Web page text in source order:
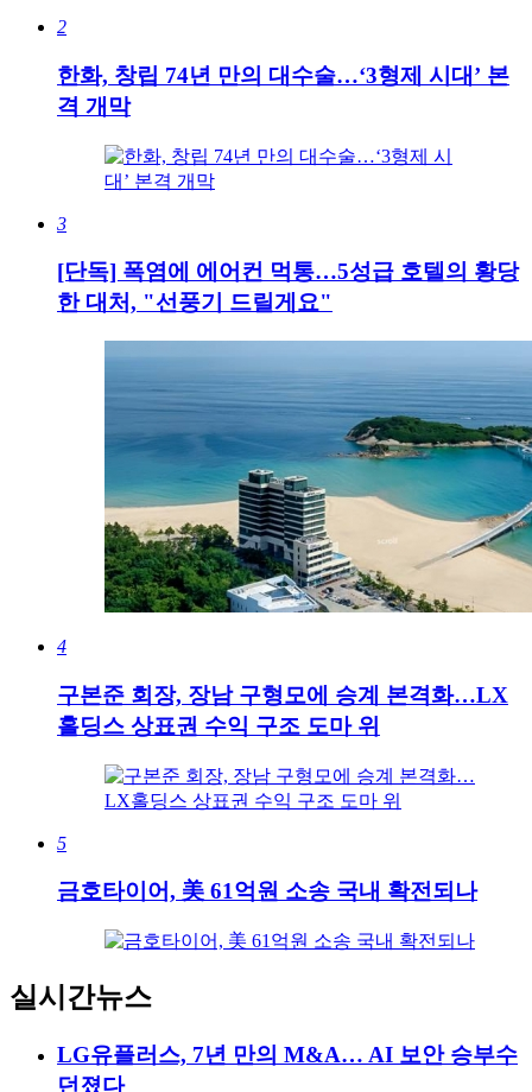
2
한화, 창립 74년 만의 대수술…‘3형제 시대’ 본
격 개막
3
[단독] 폭염에 에어컨 먹통…5성급 호텔의 황당
한 대처, "선풍기 드릴게요"
4
구본준 회장, 장남 구형모에 승계 본격화…LX
홀딩스 상표권 수익 구조 도마 위
5
금호타이어, 美 61억원 소송 국내 확전되나
실시간뉴스
LG유플러스, 7년 만의 M&A… AI 보안 승부수
던졌다